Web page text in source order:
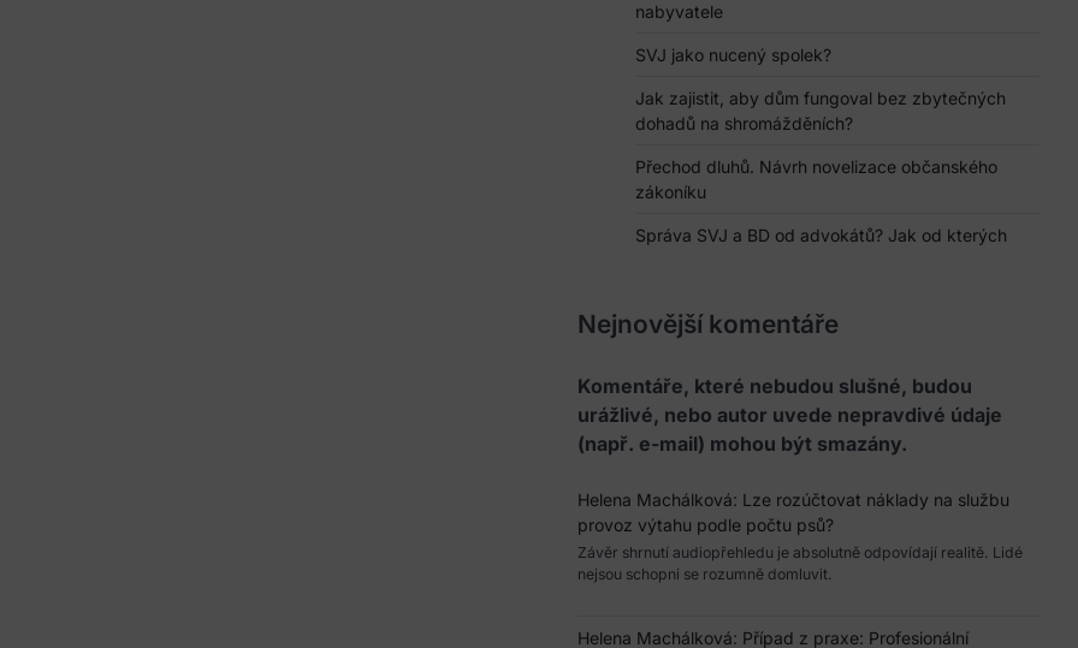
nabyvatele
SVJ jako nucený spolek?
Jak zajistit, aby dům fungoval bez zbytečných
dohadů na shromážděních?
Přechod dluhů. Návrh novelizace občanského
zákoníku
Správa SVJ a BD od advokátů? Jak od kterých
Nejnovější komentáře
Komentáře, které nebudou slušné, budou
urážlivé, nebo autor uvede nepravdivé údaje
(např. e-mail) mohou být smazány.
Helena Machálková: Lze rozúčtovat náklady na službu
provoz výtahu podle počtu psů?
Závěr shrnutí audiopřehledu je absolutně odpovídají realitě. Lidé
nejsou schopni se rozumně domluvit.
Helena Machálková: Případ z praxe: Profesionální